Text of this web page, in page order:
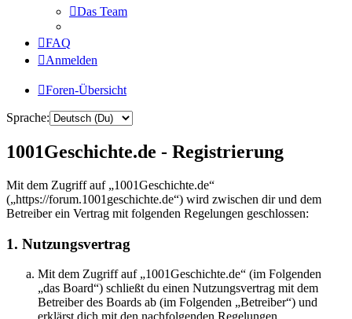
Das Team
FAQ
Anmelden
Foren-Übersicht
Sprache:
1001Geschichte.de - Registrierung
Mit dem Zugriff auf „1001Geschichte.de“
(„https://forum.1001geschichte.de“) wird zwischen dir und dem
Betreiber ein Vertrag mit folgenden Regelungen geschlossen:
1. Nutzungsvertrag
Mit dem Zugriff auf „1001Geschichte.de“ (im Folgenden
„das Board“) schließt du einen Nutzungsvertrag mit dem
Betreiber des Boards ab (im Folgenden „Betreiber“) und